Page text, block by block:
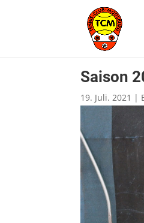
Saison
19. Juli. 2021 |